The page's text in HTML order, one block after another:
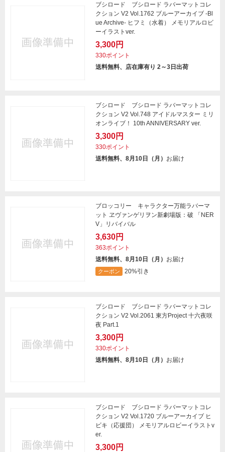
ブシロード ブシロード ラバーマットコレ
クション V2 Vol.1762 ブルーアーカイブ -Bl
ue Archive- ヒフミ（水着） メモリアルロビ
ーイラストver.
3,300円
330ポイント
送料無料、店在庫有り 2～3日出荷
ブシロード ブシロード ラバーマットコレ
クション V2 Vol.748 アイドルマスター ミリ
オンライブ！ 10th ANNIVERSARY ver.
3,300円
330ポイント
送料無料、8月10日（月） お届け
ブロッコリー キャラクター万能ラバーマ
ット ヱヴァンゲリヲン新劇場版：破 「NER
V」リバイバル
3,630円
363ポイント
送料無料、8月10日（月） お届け
クーポン 20%引き
ブシロード ブシロード ラバーマットコレ
クション V2 Vol.2061 東方Project 十六夜咲
夜 Part.1
3,300円
330ポイント
送料無料、8月10日（月） お届け
ブシロード ブシロード ラバーマットコレ
クション V2 Vol.1720 ブルーアーカイブ ヒ
ビキ（応援団） メモリアルロビーイラストv
er.
3,300円